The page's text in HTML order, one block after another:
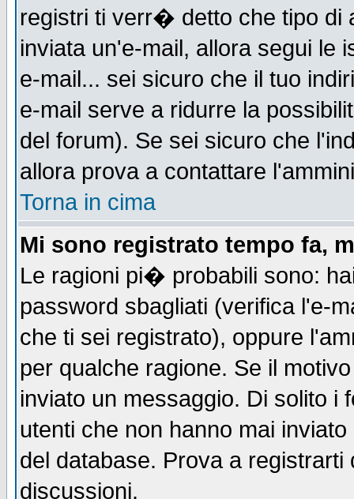
registri ti verr� detto che tipo
inviata un'e-mail, allora segui le
e-mail... sei sicuro che il tuo
e-mail serve a ridurre la
del forum). Se sei sicuro che
allora prova a contattare
Torna in cima
Mi sono registrato tempo fa,
Le ragioni pi� probabili sono:
password sbagliati (verifica l'e-
che ti sei registrato), oppure
per qualche ragione. Se il
inviato un messaggio. Di solito i
utenti che non hanno mai
del database. Prova a
discussioni.